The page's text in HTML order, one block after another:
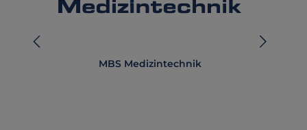
MBS Medizintechnik